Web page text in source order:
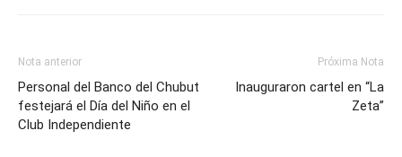
Nota anterior
Personal del Banco del Chubut
festejará el Día del Niño en el
Club Independiente
Próxima Nota
Inauguraron cartel en “La
Zeta”